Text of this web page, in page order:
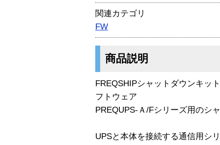
関連カテゴリ
FW
商品説明
FREQSHIPシャットダウンキッ
フトウェア
PREQUPS-Ａ/Fシリーズ用のシ
UPSと本体を接続する通信用シ